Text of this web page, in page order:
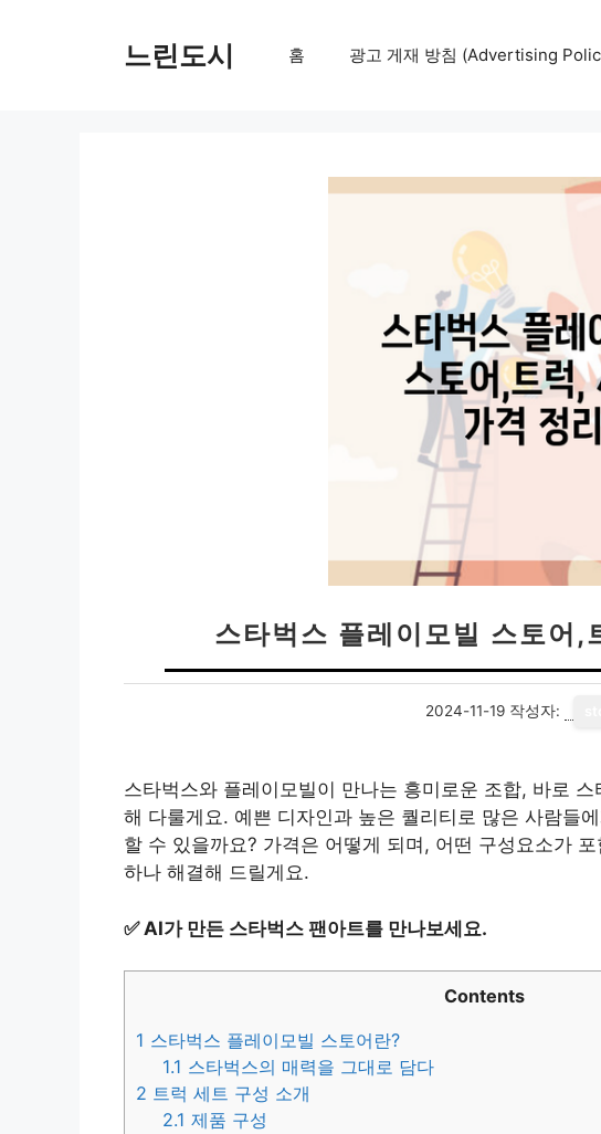
느린도시 홈 광고 게재 방침 (Advertising
스타벅스 플레이모빌 스토어,
2024-11-19 작성자:
스타벅스와 플레이모빌이 만나는 흥미로운 조합, 바로
해 다룰게요. 예쁜 디자인과 높은 퀄리티로 많은 사람들
할 수 있을까요? 가격은 어떻게 되며, 어떤 구성요소가
하나 해결해 드릴게요.
✅ AI가 만든 스타벅스 팬아트를 만나보세요.
Contents
1 스타벅스 플레이모빌 스토어란?
1.1 스타벅스의 매력을 그대로 담다
2 트럭 세트 구성 소개
2.1 제품 구성